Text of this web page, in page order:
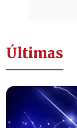
Últimas